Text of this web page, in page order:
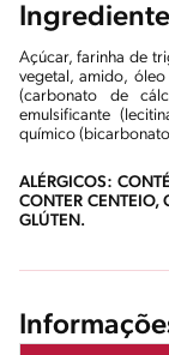
Açúcar, farinha de
vegetal, amido,
(carbonato de
emulsificante
químico
ALÉRGICOS:
CONTER CENTEIO,
GLÚTEN.